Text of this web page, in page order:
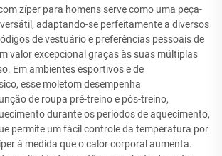
zíper para homens serve como uma peça-
adaptando-se perfeitamente a diversos
de vestuário e preferências pessoais de
valor excepcional graças às suas múltiplas
Em ambientes esportivos e de
esse moletom desempenha
de roupa pré-treino e pós-treino,
durante os períodos de aquecimento,
permite um fácil controle da temperatura por
à medida que o calor corporal aumenta.